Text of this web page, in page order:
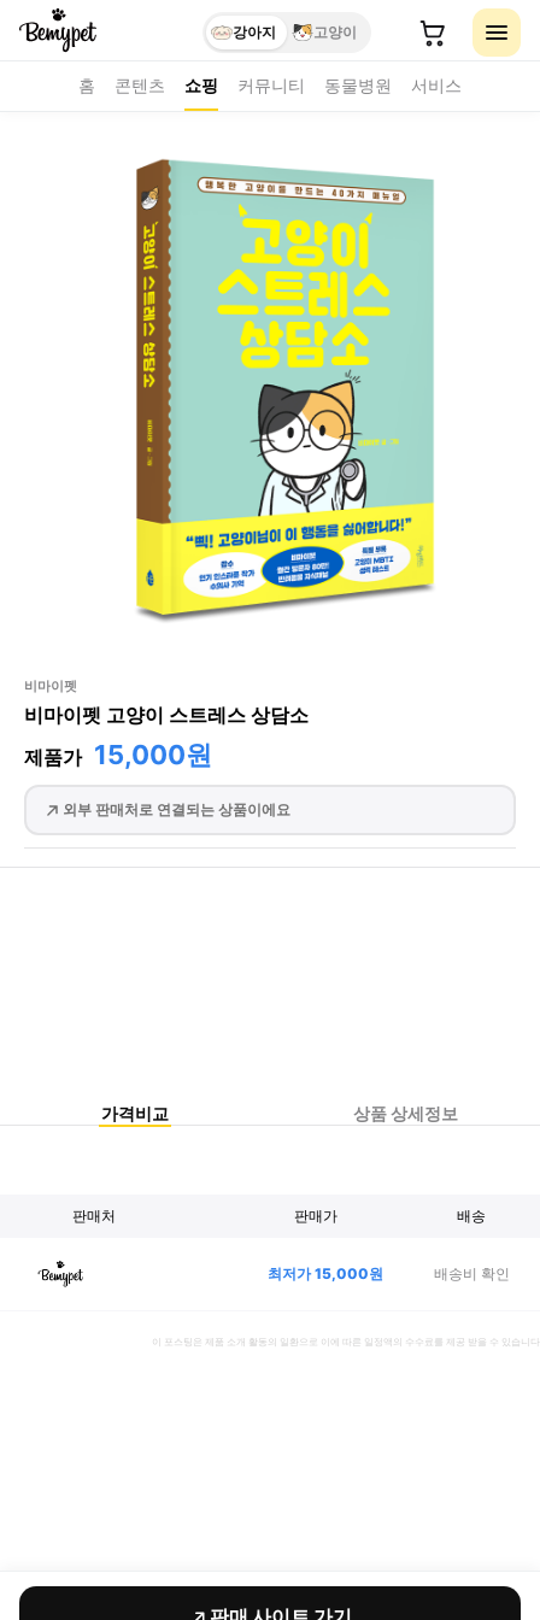
강아지 고양이
홈 콘텐츠 쇼핑 커뮤니티 동물병원 서비스
비마이펫
비마이펫 고양이 스트레스 상담소
제품가 15,000원
외부 판매처로 연결되는 상품이에요
가격비교 상품 상세정보
판매처 판매가 배송
최저가15,000원 배송비 확인
이 포스팅은 제품 소개 활동의 일환으로 이에 따른 일정액의 수수료를 제공 받을 수 있습니다